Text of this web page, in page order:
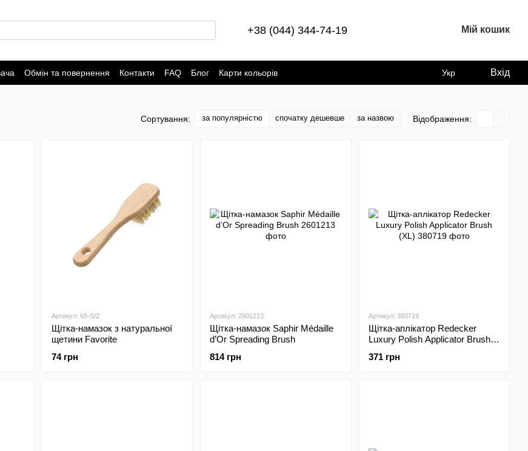
+38 (044) 344-74-19 Мій кошик
Обмін та повернення Контакти FAQ Блог Карти кольорів Укр Вхід
Сортування: за популярністю спочатку дешевше за назвою Відображення:
Артикул: 65-S/2
Щітка-намазок з натуральної
щетини Favorite
74 грн
Артикул: 2601213
Щітка-намазок Saphir Médaille
d’Or Spreading Brush
814 грн
Артикул: 380719
Щітка-аплікатор Redecker
Luxury Polish Applicator Brush
371 грн